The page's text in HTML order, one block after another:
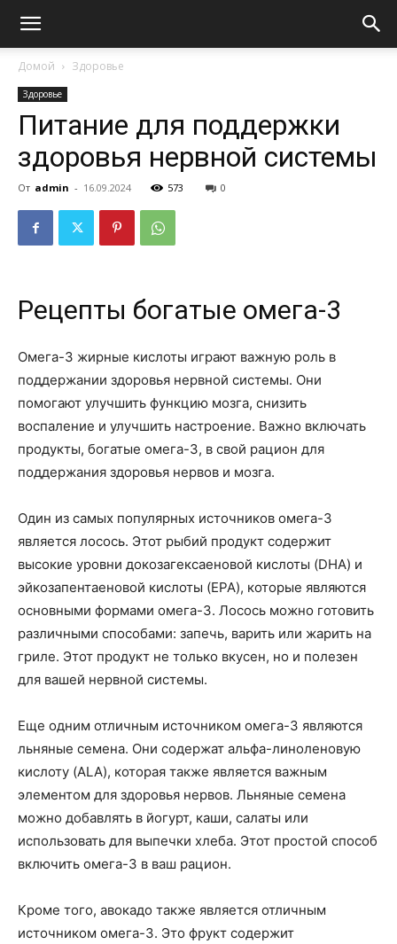
Домой Здоровье
Здоровье
Питание для поддержки
здоровья нервной системы
От admin - 16.09.2024 573 0
Рецепты богатые омега-3
Омега-3 жирные кислоты играют важную роль в
поддержании здоровья нервной системы. Они
помогают улучшить функцию мозга, снизить
воспаление и улучшить настроение. Важно включать
продукты, богатые омега-3, в свой рацион для
поддержания здоровья нервов и мозга.
Один из самых популярных источников омега-3
является лосось. Этот рыбий продукт содержит
высокие уровни докозагексаеновой кислоты (DHA) и
эйкозапентаеновой кислоты (EPA), которые являются
основными формами омега-3. Лосось можно готовить
различными способами: запечь, варить или жарить на
гриле. Этот продукт не только вкусен, но и полезен
для вашей нервной системы.
Еще одним отличным источником омега-3 являются
льняные семена. Они содержат альфа-линоленовую
кислоту (ALA), которая также является важным
элементом для здоровья нервов. Льняные семена
можно добавлять в йогурт, каши, салаты или
использовать для выпечки хлеба. Этот простой способ
включить омега-3 в ваш рацион.
Кроме того, авокадо также является отличным
источником омега-3. Это фрукт содержит